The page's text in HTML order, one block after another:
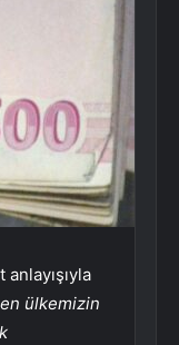
ülkemizin